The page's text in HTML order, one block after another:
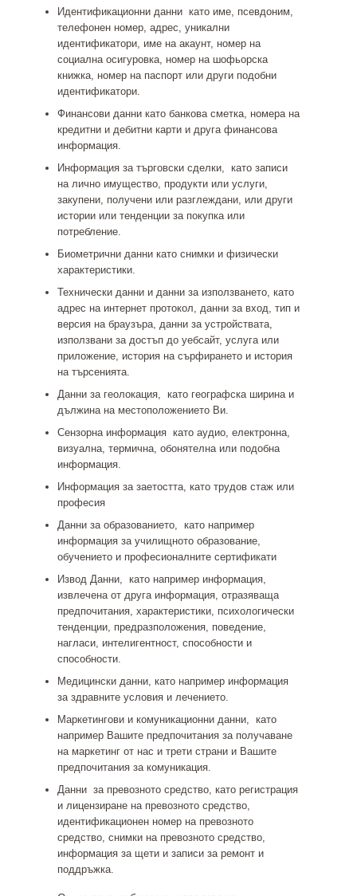
Идентификационни данни като име, псевдоним,
телефонен номер, адрес, уникални
идентификатори, име на акаунт, номер на
социална осигуровка, номер на шофьорска
книжка, номер на паспорт или други подобни
идентификатори.
Финансови данникато банкова сметка, номера на
кредитни и дебитни карти и друга финансова
информация.
Информация за търговски сделки,
като записи
на лично имущество, продукти или услуги,
закупени, получени или разглеждани, или други
истории или тенденции за покупка или
потребление.
Биометрични данникато снимки и физически
характеристики.
Технически данни и данни за използването, като
адрес на интернет протокол, данни за вход, тип и
версия на браузъра, данни за устройствата,
използвани за достъп до уебсайт, услуга или
приложение, история на сърфирането и история
на търсенията.
Данни за геолокация,
като географска ширина и
дължина на местоположението Ви.
Сензорна информация като аудио, електронна,
визуална, термична, обонятелна или подобна
информация.
Информация за заетостта, като трудов стаж или
професия
Данни за образованието,
като например
информация за училищното образование,
обучението и професионалните сертификати
Извод Данни,
като например информация,
извлечена от друга информация, отразяваща
предпочитания, характеристики, психологически
тенденции, предразположения, поведение,
нагласи, интелигентност, способности и
способности.
Медицински данни, като например информация
за здравните условия и лечението.
Маркетингови и комуникационни данни,
като
например Вашите предпочитания за получаване
на маркетинг от нас и трети страни и Вашите
предпочитания за комуникация.
Данни за превозното средство, като регистрация
и лицензиране на превозното средство,
идентификационен номер на превозното
средство, снимки на превозното средство,
информация за щети и записи за ремонт и
поддръжка.